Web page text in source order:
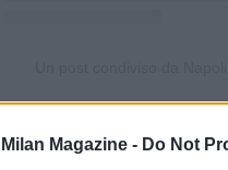
Milan Magazine - Do Not
ULTIMISSIME TUTTI I